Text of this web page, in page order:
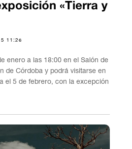
«Tierra y
11:26
enero a las 18:00 en el Salón de
de Córdoba y podrá visitarse en
el 5 de febrero, con la excepción